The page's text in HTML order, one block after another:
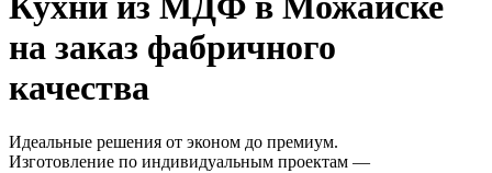
на заказ фабричного
качества
Идеальные решения от эконом до премиум.
Изготовление по индивидуальным проектам —